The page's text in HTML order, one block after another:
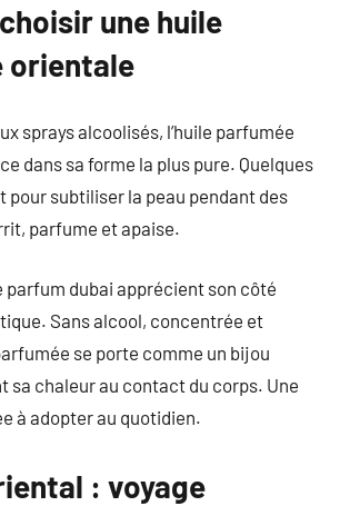
une huile
orientale
sprays alcoolisés, l’huile parfumée
dans sa forme la plus pure. Quelques
subtiliser la peau pendant des
parfume et apaise.
parfum dubai apprécient son côté
Sans alcool, concentrée et
se porte comme un bijou
sa chaleur au contact du corps. Une
à adopter au quotidien.
: voyage